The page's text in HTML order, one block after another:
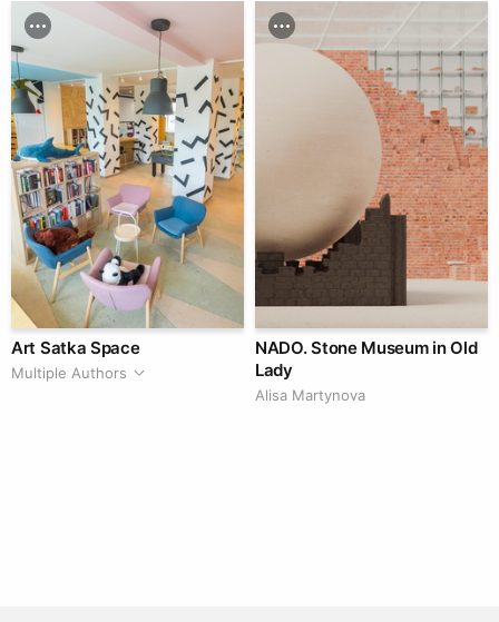
Art Satka Space
Multiple Authors
NADO. Stone Museum in Old
Lady
Alisa Martynova